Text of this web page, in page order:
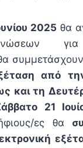
2025 θα
συμμετάσχουν
από
και τη
21
ες θα